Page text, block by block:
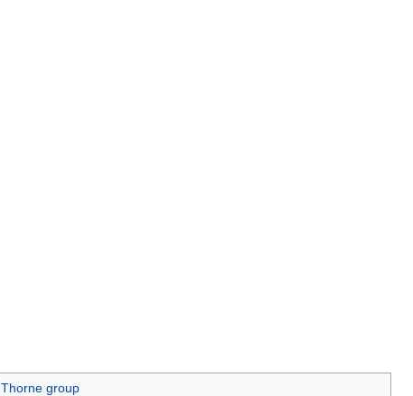
Thorne group